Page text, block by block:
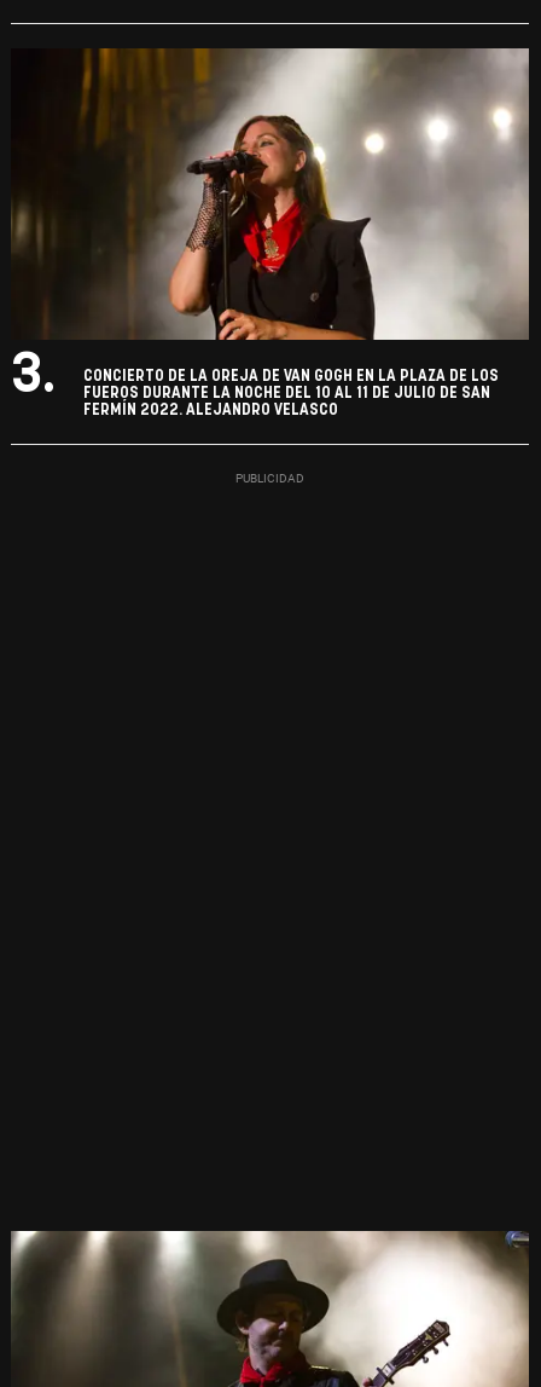
3.
CONCIERTO DE LA OREJA DE VAN GOGH EN LA PLAZA DE LOS
FUEROS DURANTE LA NOCHE DEL 10 AL 11 DE JULIO DE SAN
FERMÍN 2022. ALEJANDRO VELASCO